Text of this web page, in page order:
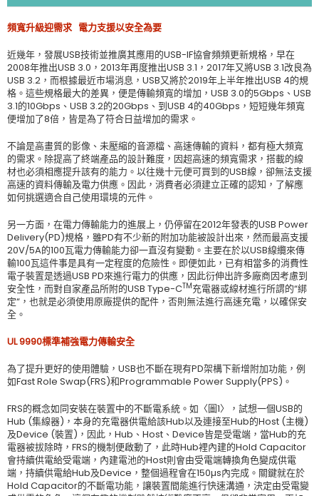
頻寬升級迎需求 電力支援以安全為要
近幾年，發展USB技術並推廣其應用的USB-IF協會頻頻更新規格，早在
2008年推出USB 3.0，2013年再度推出USB 3.1，2017年又將USB 3.1改良為
USB 3.2，而根據最近市場消息，USB又將於2019年上半年推出USB 4的規
格。這些規格最大的差異，便是傳輸頻寬的增加，USB 3.0的5Gbps、USB
3.1的10Gbps、USB 3.2的20Gbps、到USB 4的40Gbps，短短幾年頻寬
便增加了8倍，皆是為了符合日益增加的需求。
不論是高畫質的影像、未壓縮的音源檔、高速傳輸的資料，都有極大頻寬
的需求。除提高了終端產品的設計難度，因超高速的頻寬需求，搭載的線
材也必須相應提升該有的能力。以往幾十元便可買到的USB線，卻無法支援
高速的資料傳輸及電力供應。因此，消費者必須建立正確的認知，了解應
如何挑選適合自己使用環境的元件。
另一方面，在電力傳輸能力的進展上，仍停留在2012年發表的USB Power
Delivery(PD)規格，雖PD有不少新的附加功能被設計出來，然而最高支援
20V/5A的100瓦電力傳輸能力卻一直沒有變動。主要在於以USB線纜來傳
輸100瓦這件事是具有一定程度的危險性。即便如此，已有相當多的消費性
電子裝置是透過USB PD來進行電力的供應，因此衍伸出許多廠商因考慮到
安全性，而對自家產品所附的USB Type-CTM充電器或線材進行所謂的“綁
定“，也就是必須使用原廠提供的配件，否則無法進行高速充電，以確保安
全。
UL 9990標準補強電力傳輸安全
為了提升更好的使用體驗，USB也不斷在現有PD架構下新增附加功能，例
如Fast Role Swap(FRS)和Programmable Power Supply(PPS)。
FRS的概念如同安裝在裝置中的不斷電系統。如〈圖1〉，試想一個USB的
Hub (集線器)，本身的充電器供電給該Hub以及連接至Hub的Host (主機)
及Device (裝置)，因此，Hub、Host、Device皆是受電端，當Hub的充
電器被拔除時，FRS的機制便啟動了，此時Hub裡內建的Hold Capacitor
會持續供電給受電端，內建電池的Host則會由受電端轉換角色變成供電
端，持續供電給Hub及Device，整個過程會在150µs內完成。關鍵就在於
Hold Capacitor的不斷電功能，讓裝置間能進行快速溝通，決定由受電變